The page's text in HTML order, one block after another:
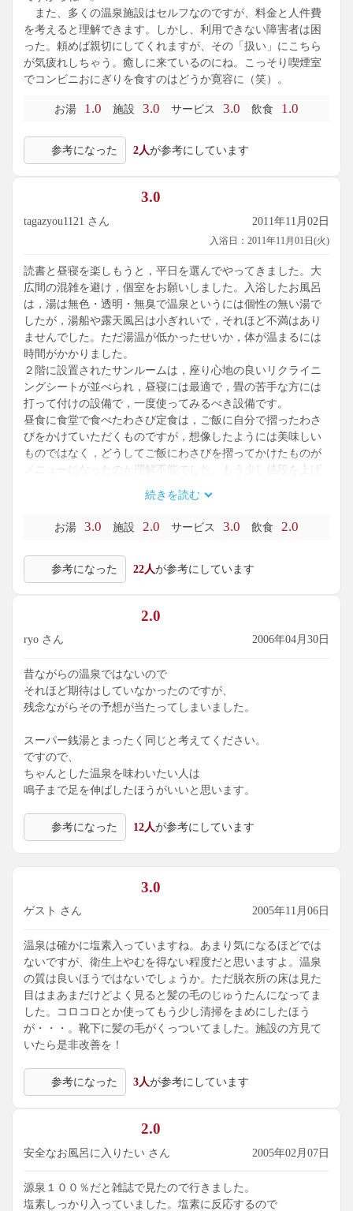
また、多くの温泉施設はセルフなのですが、料金と人件費
を考えると理解できます。しかし、利用できない障害者は困
った。頼めば親切にしてくれますが、その「扱い」にこちら
が気疲れしちゃう。癒しに来ているのにね。こっそり喫煙室
でコンビニおにぎりを食すのはどうか寛容に（笑）。
お湯 1.0 施設 3.0 サービス 3.0 飲食 1.0
参考になった 2人が参考にしています
3.0
tagazyou1121 さん 2011年11月02日
入浴日：2011年11月01日(火)
読書と昼寝を楽しもうと，平日を選んでやってきました。大
広間の混雑を避け，個室をお願いしました。入浴したお風呂
は，湯は無色・透明・無臭で温泉というには個性の無い湯で
したが，湯船や露天風呂は小ぎれいで，それほど不満はあり
ませんでした。ただ湯温が低かったせいか，体が温まるには
時間がかかりました。
２階に設置されたサンルームは，座り心地の良いリクライニ
ングシートが並べられ，昼寝には最適で，畳の苦手な方には
打って付けの設備で，一度使ってみるべき設備です。
昼食に食堂で食べたわさび定食は，ご飯に自分で摺ったわさ
びをかけていただくものですが，想像したようには美味しい
ものではなく，どうしてご飯にわさびを摺ってかけたものが
メニューになったのか理解不能でした。もう少し値段を上げ
施設が特に低評価になった理由は，食堂とハンドマッサージ
の営業案内を，音量高く，個室にまで放送を入れたことで
めた全館放送する感覚が判りません。せめて廊下に放送を流
すくらいの気遣いが欲しかったです。後で職員に質したとこ
あったこともあり，言っても仕方のない施設かと感じ，低評
価にさせていただきました。
金を払わず，大広間を使うのが正解だったようです。
続きを読む
お湯 3.0 施設 2.0 サービス 3.0 飲食 2.0
参考になった 22人が参考にしています
2.0
ryo さん 2006年04月30日
昔ながらの温泉ではないので
それほど期待はしていなかったのですが、
残念ながらその予想が当たってしまいました。
スーパー銭湯とまったく同じと考えてください。
ですので、
ちゃんとした温泉を味わいたい人は
鳴子まで足を伸ばしたほうがいいと思います。
参考になった 12人が参考にしています
3.0
ゲスト さん 2005年11月06日
温泉は確かに塩素入っていますね。あまり気になるほどでは
ないですが、衛生上やむを得ない程度だと思いますよ。温泉
の質は良いほうではないでしょうか。ただ脱衣所の床は見た
目はまあまだけどよく見ると髪の毛のじゅうたんになってま
した。コロコロとか使ってもう少し清掃をまめにしたほう
が・・・。靴下に髪の毛がくっついてました。施設の方見て
いたら是非改善を！
参考になった 3人が参考にしています
2.0
安全なお風呂に入りたい さん 2005年02月07日
源泉１００％だと雑誌で見たので行きました。
塩素しっかり入っていました。塩素に反応するので